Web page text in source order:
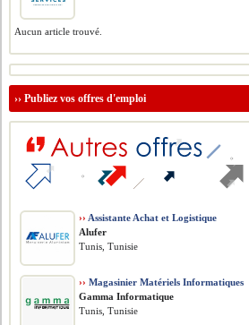
Aucun article trouvé.
››Publiez vos offres d'emploi
›› Assistante Achat et Logistique
Alufer
Tunis, Tunisie
›› Magasinier Matériels Informatiques
Gamma Informatique
Tunis, Tunisie